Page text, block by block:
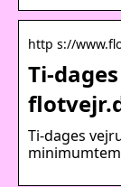
http s://
Ti-
Ti-dages